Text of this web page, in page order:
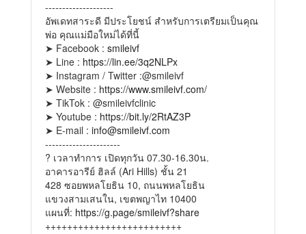
--------------------
อัพเดทสาระดี มีประโยชน์ สำหรับการเตรียมเป็นคุณ
พ่อ คุณแม่มือใหม่ได้ที่นี้
➤ Facebook : smileivf
➤ Line : https://lin.ee/3q2NLPx
➤ Instagram / Twitter :@smileivf
➤ Website : https://www.smileivf.com/
➤ TikTok : @smileivfclinic
➤ Youtube : https://bit.ly/2RtAZ3P
➤ E-mail : info@smileivf.com
----------------------
? เวลาทำการ เปิดทุกวัน 07.30-16.30น.
อาคารอารีย์ ฮิลล์ (Ari Hills) ชั้น 21
428 ซอยพหลโยธิน 10, ถนนพหลโยธิน
แขวงสามเสนใน, เขตพญาไท 10400
แผนที่: https://g.page/smileivf?share
+++++++++++++++++++++++++